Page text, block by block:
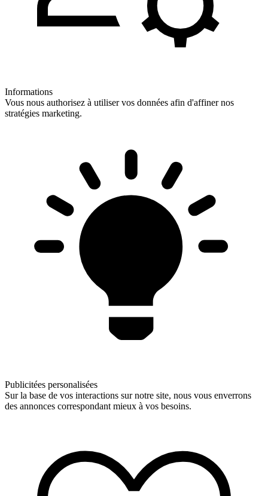
Informations
Vous nous authorisez à utiliser vos données afin d'affiner nos
stratégies marketing.
Publicitées personalisées
Sur la base de vos interactions sur notre site, nous vous enverrons
des annonces correspondant mieux à vos besoins.